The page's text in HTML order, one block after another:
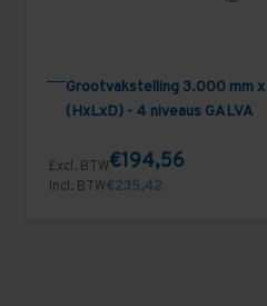
Grootvakstelling 3.000 mm
(HxLxD) - 4 niveaus GALVA
Excl. BTW€194,56
Incl. BTW€235,42